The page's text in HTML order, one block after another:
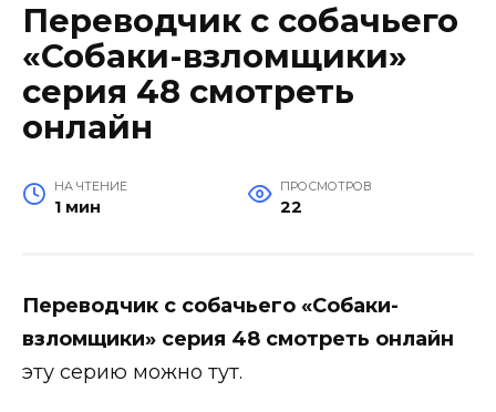
Переводчик с собачьего
«Собаки-взломщики»
серия 48 смотреть
онлайн
НА ЧТЕНИЕ
1 мин
ПРОСМОТРОВ
22
Переводчик с собачьего «Собаки-
взломщики» серия 48 смотреть онлайн
эту серию можно тут.